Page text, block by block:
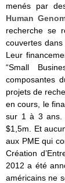
menés par
Human
recherche se
couvertes
Leur
“Small
composantes
projets de
en cours, le
sur 1 à 3 ans.
$1,5m. Et
aux PME qui
Création
2012 a été
américains ne